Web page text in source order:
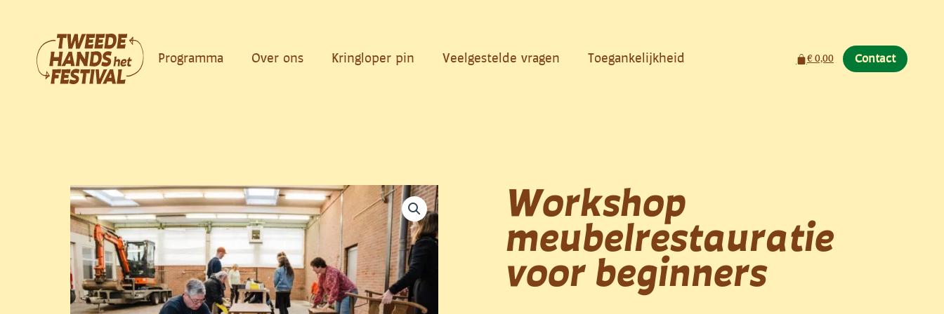
inhoud
Programma Over ons Kringloper pin Veelgestelde vragen Toegankelijkheid €0,00
WinkelwagenContact
Workshop
meubelrestauratie
voor beginners